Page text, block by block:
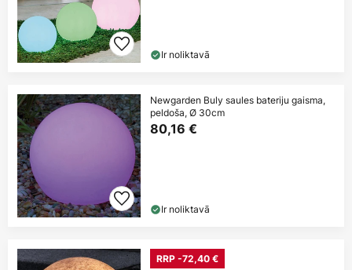
Ir noliktavā
Newgarden Buly saules bateriju gaisma,
peldoša, Ø 30cm
80,16 €
Ir noliktavā
RRP -72,40 €